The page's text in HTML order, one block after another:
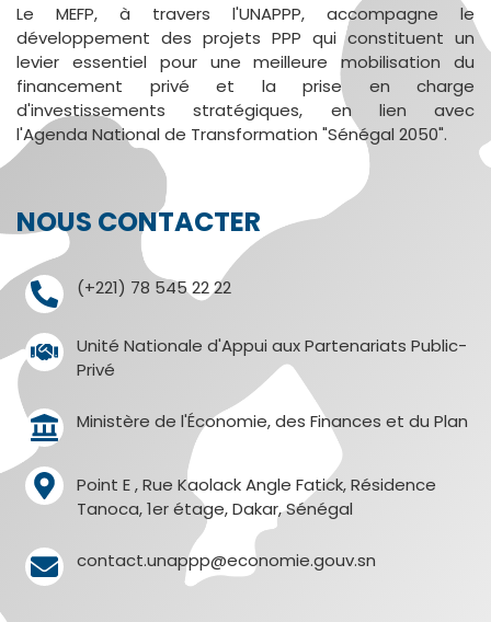
Le MEFP, à travers l'UNAPPP, accompagne le
développement des projets PPP qui constituent un
levier essentiel pour une meilleure mobilisation du
financement privé et la prise en charge
d'investissements stratégiques, en lien avec
l'Agenda National de Transformation "Sénégal 2050".
NOUS CONTACTER
(+221) 78 545 22 22
Unité Nationale d'Appui aux Partenariats Public-
Privé
Ministère de l'Économie, des Finances et du Plan
Point E , Rue Kaolack Angle Fatick, Résidence
Tanoca, 1er étage, Dakar, Sénégal
contact.unappp@economie.gouv.sn